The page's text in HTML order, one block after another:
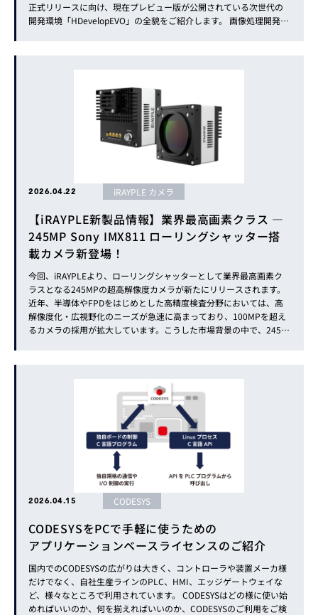
正式リリースに向け、現在プレビュー版が公開されている次世代の
開発環境「HDevelopEVO」の全貌をご紹介します。 画像処理開発を
2026.04.22 iRAYPLE カメラ
【iRAYPLE新製品情報】業界最高画素クラス ―
245MP Sony IMX811 ローリングシャッター搭
載カメラ新登場！
今回、iRAYPLEより、ローリングシャッターとして業界最高画素ク
ラスとなる245MPの超高解像度カメラが新たにリリースされます。
近年、半導体やFPDをはじめとした高精度検査分野においては、高
解像度化・広視野化のニーズが急速に高まっており、100MPを超え
るカメラの採用が拡大しています。こうした市場背景の中で、245M
2026.04.15 CODESYS
CODESYSをPCで手軽に使うための
アプリケーションベースライセンスのご紹介
国内でのCODESYSの広がりは大きく、コントローラや装置メーカ様
だけでなく、自社生産ラインのPLC、HMI、エッジゲートウェイな
ど、様々なところで利用されています。 CODESYSはどの様に使い始
めればいいのか、何を揃えればいいのか、CODESYSのご利用をご検